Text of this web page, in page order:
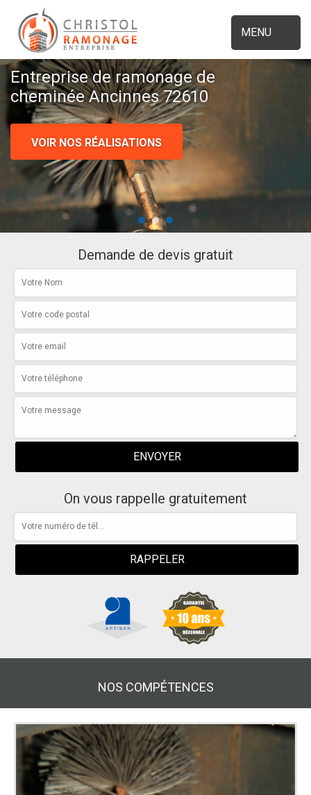
MENU
Entreprise de ramonage de
cheminée Ancinnes 72610
VOIR NOS RÉALISATIONS
Demande de devis gratuit
On vous rappelle gratuitement
NOS COMPÉTENCES